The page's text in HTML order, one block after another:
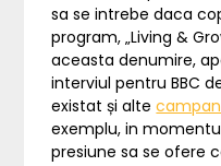
sa se intrebe daca
program, „Living &
aceasta denumire,
interviul pentru BBC
existat și alte
exemplu, in
presiune sa se ofere